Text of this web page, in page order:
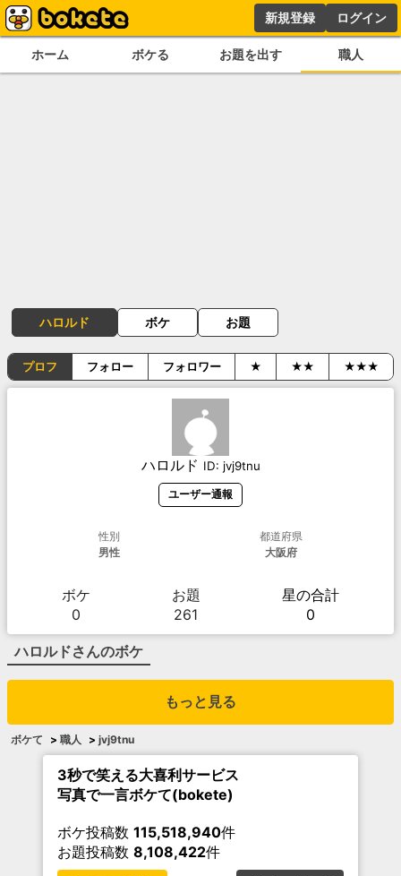
新規登録 ログイン
ホーム ボケる お題を出す 職人
ハロルド ボケ お題
プロフ フォロー フォロワー ★ ★★ ★★★
ハロルド ID: jvj9tnu
ユーザー通報
性別
男性
都道府県
大阪府
ボケ
0
お題
261
星の合計
0
ハロルドさんのボケ
もっと見る
ボケて > 職人 > jvj9tnu
3秒で笑える大喜利サービス
写真で一言ボケて(bokete)
ボケ投稿数 115,518,940件
お題投稿数 8,108,422件